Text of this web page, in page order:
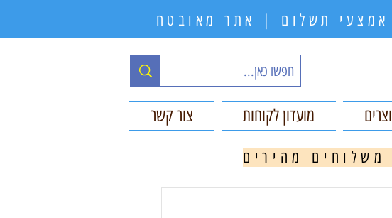
אמצעי תשלום | אתר מאובטח
מועדון לקוחות צור קשר